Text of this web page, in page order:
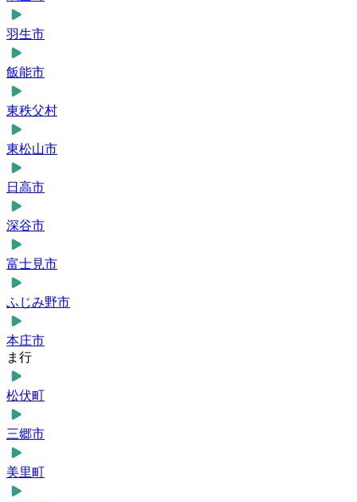
羽生市
飯能市
東秩父村
東松山市
日高市
深谷市
富士見市
ふじみ野市
本庄市
ま行
松伏町
三郷市
美里町